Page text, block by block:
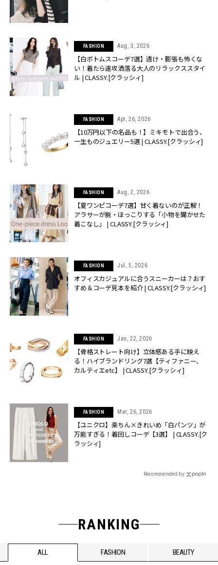
FASHION Aug, 3, 2026
【白ボトムスコーデ7選】透け・膨張も怖くな
い！着たら速攻洒落る大人のリラックススタイ
ル | CLASSY.[クラッシィ]
FASHION Apr, 26, 2026
【10万円以下の名品も！】ミキモトで出合う、
一生ものジュエリー5選 | CLASSY.[クラッシィ]
FASHION Aug, 2, 2026
【夏ワンピコーデ7選】甘く着ないのが正解！
アラサーが脱・ほっこりする「小物を聞かせた
着こなし」 | CLASSY.[クラッシィ]
FASHION Jul, 5, 2026
オフィスカジュアルに合うスニーカーは？おす
すめ＆コーデ見本を紹介 | CLASSY.[クラッシィ]
FASHION Jan, 22, 2026
【骨格ストレート向け】立体感ある手に映え
る！ハイブランドリング7選【ティファニー、
カルティエetc】 | CLASSY.[クラッシィ]
FASHION Mar, 26, 2026
【ユニクロ】楽ちん×きれいめ「白パンツ」が
万能すぎる！着回しコーデ【3選】 | CLASSY.[ク
ラッシィ]
Recommended by
RANKING
ALL FASHION BEAUTY